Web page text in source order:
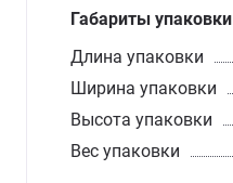
Габариты упаковки
Длина упаковки
Ширина упаковки
Высота упаковки
Вес упаковки